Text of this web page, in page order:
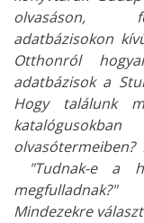
olvasáson,
adatbázisokon
Otthonról
adatbázisok a
Hogy találunk
"Tudnak-e a
megfulladnak?"
Mindezekre